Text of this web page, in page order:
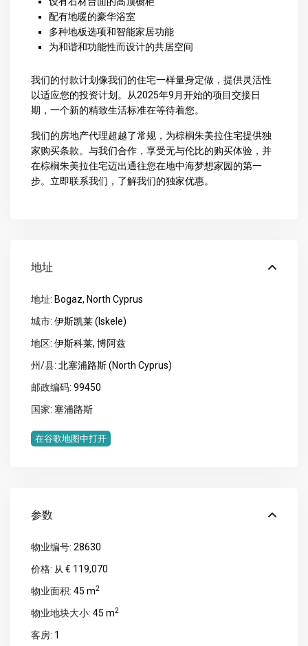
配有地暖的豪华浴室
多种地板选项和智能家居功能
为和谐和功能性而设计的共居空间
我们的付款计划像我们的住宅一样量身定做，提供灵活性
以适应您的投资计划。从2025年9月开始的项目交接日
期，一个新的精致生活标准在等待着您。
我们的房地产代理超越了常规，为棕榈朱美拉住宅提供独
家购买条款。与我们合作，享受无与伦比的购买体验，并
在棕榈朱美拉住宅迈出通往您在地中海梦想家园的第一
步。立即联系我们，了解我们的独家优惠。
地址
地址: Bogaz, North Cyprus
城市: 伊斯凯莱 (Iskele)
地区: 伊斯科莱,博阿兹
州/县: 北塞浦路斯 (North Cyprus)
邮政编码: 99450
国家: 塞浦路斯
在谷歌地图中打开
参数
物业编号: 28630
价格: 从€ 119,070
物业面积: 45 m2
物业地块大小: 45 m2
客房: 1